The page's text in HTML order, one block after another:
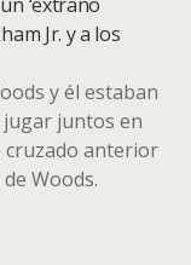
Jr. y a los
y él estaban
juntos en
cruzado anterior
Woods.